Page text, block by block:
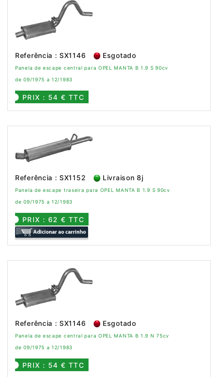
Referência : SX1146 Esgotado
Panela de escape central para OPEL MANTA B 1.9 S 90cv
de 09/1975 a 12/1983
PRIX : 54 € TTC
Referência : SX1152 Livraison 8j
Panela de escape traseira para OPEL MANTA B 1.9 S 90cv
de 09/1975 a 12/1983
PRIX : 62 € TTC
Referência : SX1146 Esgotado
Panela de escape central para OPEL MANTA B 1.9 N 75cv
de 09/1975 a 12/1983
PRIX : 54 € TTC